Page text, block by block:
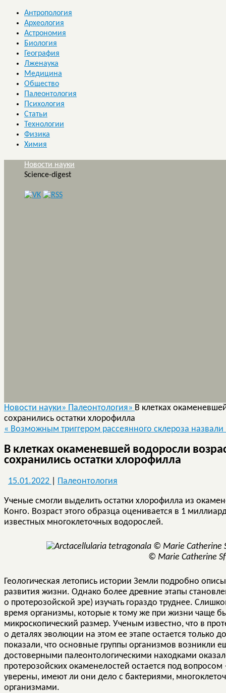
Антропология
Археология
Астрономия
Биология
География
Лженаука
Медицина
Общество
Палеонтология
Психология
Статьи
Технологии
Физика
Химия
Новости науки
Science-digest
Новости науки» Палеонтология» В клетках
сохранились остатки хлорофилла
« Возможным триггером рассеянного склероза
В клетках окаменевшей водоросли
сохранились остатки хлорофилла
15.01.2022 Палеонтология
Ученые смогли выделить остатки хлорофилла из
Конго. Возраст этого образца оценивается в 1
известных многоклеточных водорослей.
© Marie Catherine
Геологическая летопись истории Земли подробно
развития жизни. Однако более древние этапы
о протерозойской эре) изучать гораздо труднее.
время организмы, которые к тому же при жизни чаще
микроскопический размер. Ученым известно, что в
о деталях эволюции на этом ее этапе остается только
показали, что основные группы организмов возникли
достоверными палеонтологическими находками
протерозойских окаменелостей остается под
уверены, имеют ли они дело с бактериями,
организмами.